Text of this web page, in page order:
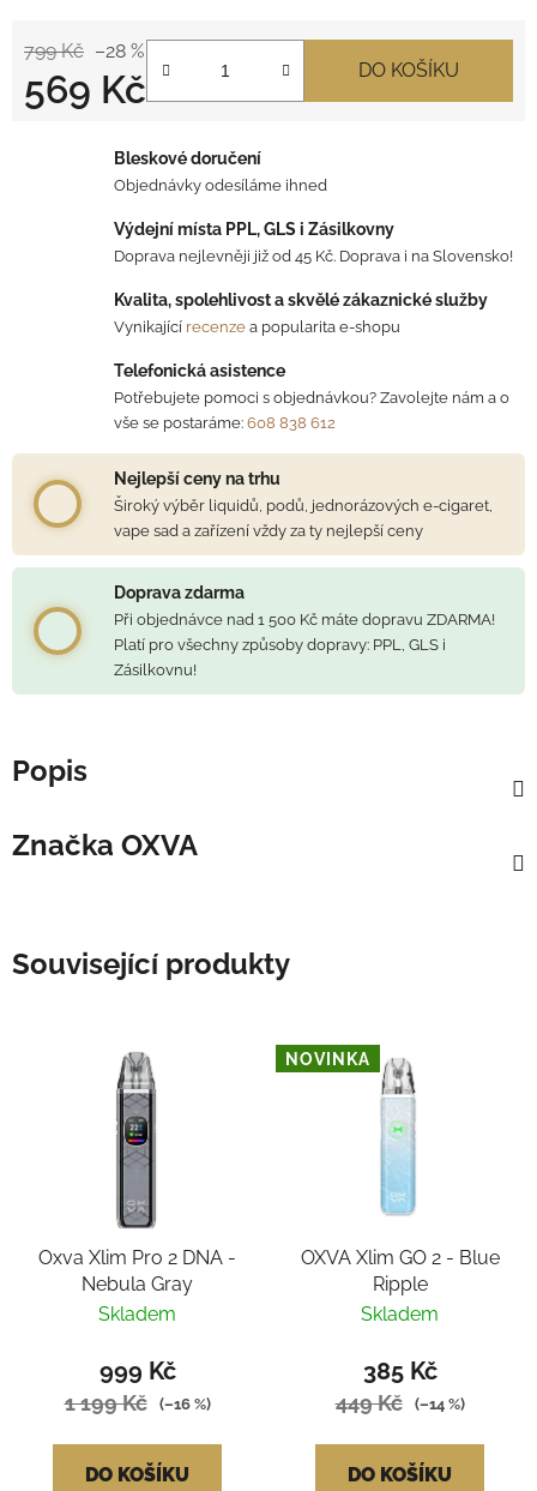
799 Kč –28 %
569 Kč DO KOŠÍKU
Bleskové doručení
Objednávky odesíláme ihned
Výdejní místa PPL, GLS i Zásilkovny
Doprava nejlevněji již od 45 Kč. Doprava i na Slovensko!
Kvalita, spolehlivost a skvělé zákaznické služby
Vynikající recenze a popularita e-shopu
Telefonická asistence
Potřebujete pomoci s objednávkou? Zavolejte nám a o
vše se postaráme: 608 838 612
Nejlepší ceny na trhu
Široký výběr liquidů, podů, jednorázových e-cigaret,
vape sad a zařízení vždy za ty nejlepší ceny
Doprava zdarma
Při objednávce nad 1 500 Kč máte dopravu ZDARMA!
Platí pro všechny způsoby dopravy: PPL, GLS i
Zásilkovnu!
Popis
Značka OXVA
Související produkty
Oxva Xlim Pro 2 DNA -
Nebula Gray
Skladem
999 Kč
1 199 Kč (–16 %)
DO KOŠÍKU
NOVINKA
OXVA Xlim GO 2 - Blue
Ripple
Skladem
385 Kč
449 Kč (–14 %)
DO KOŠÍKU